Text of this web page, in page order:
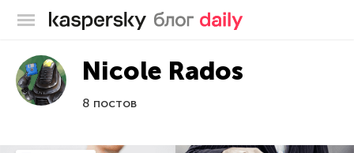
Блог Касперского
Nicole Rados
8 постов